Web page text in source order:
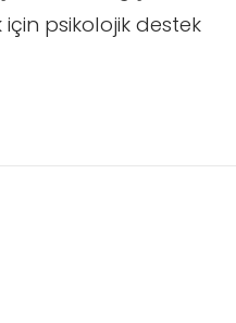
psikolojik destek